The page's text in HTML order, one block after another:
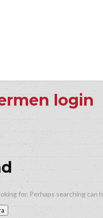
login
for. Perhaps searching can